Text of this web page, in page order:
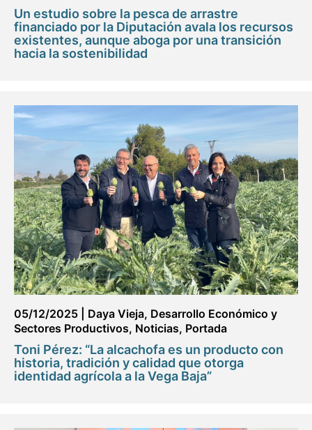
Un estudio sobre la pesca de arrastre
financiado por la Diputación avala los recursos
existentes, aunque aboga por una transición
hacia la sostenibilidad
05/12/2025 Daya Vieja, Desarrollo Económico y
Sectores Productivos, Noticias, Portada
Toni Pérez: “La alcachofa es un producto con
historia, tradición y calidad que otorga
identidad agrícola a la Vega Baja”